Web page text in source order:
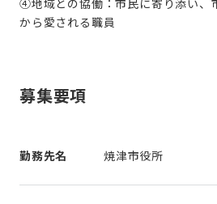
から愛される職員
募集要項
勤務先名 焼津市役所